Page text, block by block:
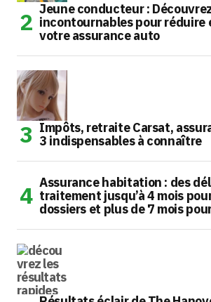
Jeune conducteur :
incontournables pour réduire
votre assurance auto
Impôts, retraite Carsat,
3 indispensables à connaître
Assurance habitation : des
traitement jusqu’à 4 mois
dossiers et plus de 7 mois